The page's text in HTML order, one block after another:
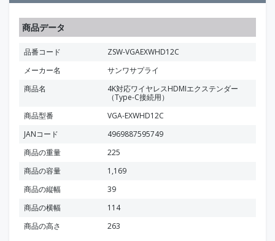
商品データ
品番コード
ZSW-VGAEXWHD12C
メーカー名
サンワサプライ
商品名
4K対応ワイヤレスHDMIエクステンダー
（Type-C接続用）
商品型番
VGA-EXWHD12C
JANコード
4969887595749
商品の重量
225
商品の容量
1,169
商品の縦幅
39
商品の横幅
114
商品の高さ
263